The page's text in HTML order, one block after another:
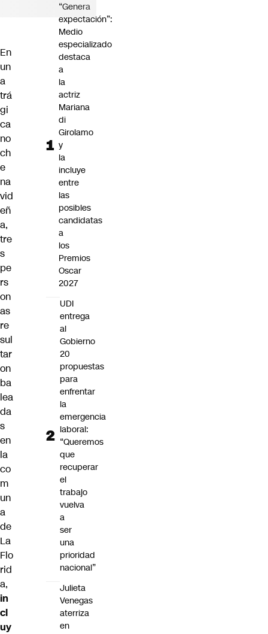
En
un
a
trá
gi
ca
no
ch
e
na
vid
eñ
a,
tre
s
pe
rs
on
as
re
sul
tar
on
ba
lea
da
s
en
la
co
m
un
a
de
La
Flo
rid
a,
in
cl
uy
“Genera
expectación”:
Medio
especializado
destaca
a
la
actriz
Mariana
di
Girolamo
y
la
incluye
entre
las
posibles
candidatas
a
los
Premios
Oscar
2027
UDI
entrega
al
Gobierno
20
propuestas
para
enfrentar
la
emergencia
laboral:
“Queremos
que
recuperar
el
trabajo
vuelva
a
ser
una
prioridad
nacional”
Julieta
Venegas
aterriza
en